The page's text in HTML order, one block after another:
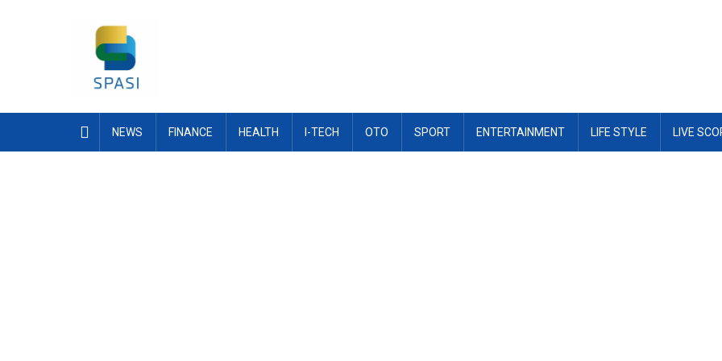
NEWS FINANCE HEALTH I-TECH OTO SPORT ENTERTAINMENT LIFE STYLE LIVE